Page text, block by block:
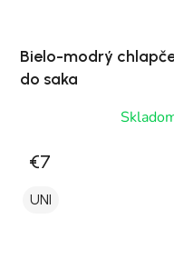
Bielo-modrý
do saka
€7
UNI